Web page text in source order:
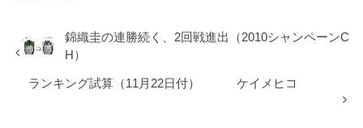
錦織圭の連勝続く、2回戦進出（2010シャンペーンC
H）
ランキング試算（11月22日付） ケイメヒコ